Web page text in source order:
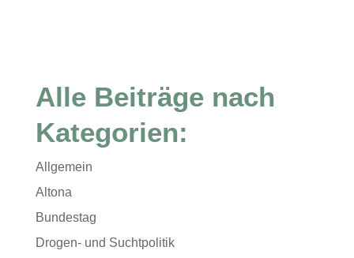
Alle Beiträge nach
Kategorien:
Allgemein
Altona
Bundestag
Drogen- und Suchtpolitik